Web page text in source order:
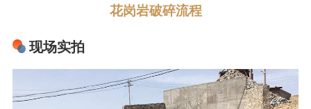
花岗岩破碎流程
现场实拍